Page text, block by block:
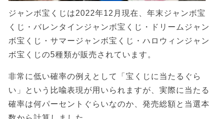
ジャンボ宝くじは2022年12月現在、年末ジャンボ宝
くじ・バレンタインジャンボ宝くじ・ドリームジャン
ボ宝くじ・サマージャンボ宝くじ・ハロウィンジャン
ボ宝くじの5種類が販売されています。
非常に低い確率の例えとして「宝くじに当たるぐら
い」という比喩表現が用いられますが、実際に当たる
確率は何パーセントぐらいなのか、発売総額と当選本